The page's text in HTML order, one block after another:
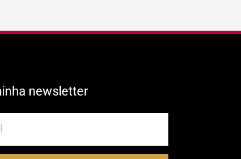
newsletter